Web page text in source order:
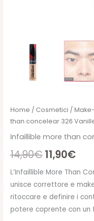
Home / Cosmetici /
than concelear 326
Infaillible more than
14,90€ Il
prezzo
originale
era:
11,90€Il
è:
L’Infaillible More Than
unisce correttore e
ritoccare e definire i
potere coprente con un